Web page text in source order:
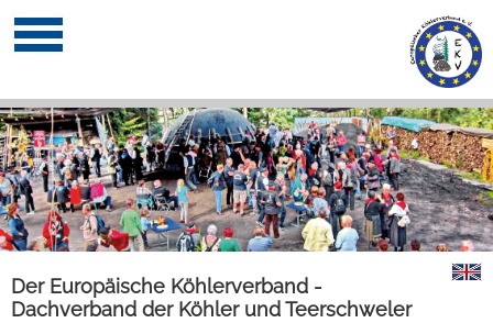
Der Europäische Köhlerverband -
Dachverband der Köhler und Teerschweler